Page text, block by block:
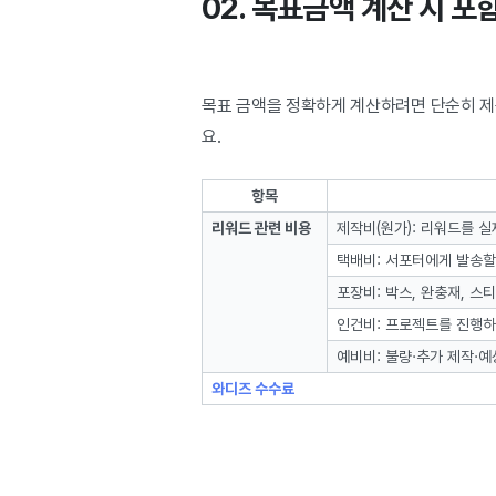
02. 목표금액 계산 시 포
목표 금액을 정확하게 계산하려면 단순히
요.
항목
리워드 관련 비용
제작비(원가): 리워드를
택배비: 서포터에게 발송
포장비: 박스, 완충재, 스
인건비: 프로젝트를 진행
예비비: 불량·추가 제작·
와디즈 수수료